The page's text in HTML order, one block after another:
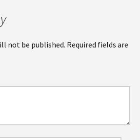
not be published. Required fields are